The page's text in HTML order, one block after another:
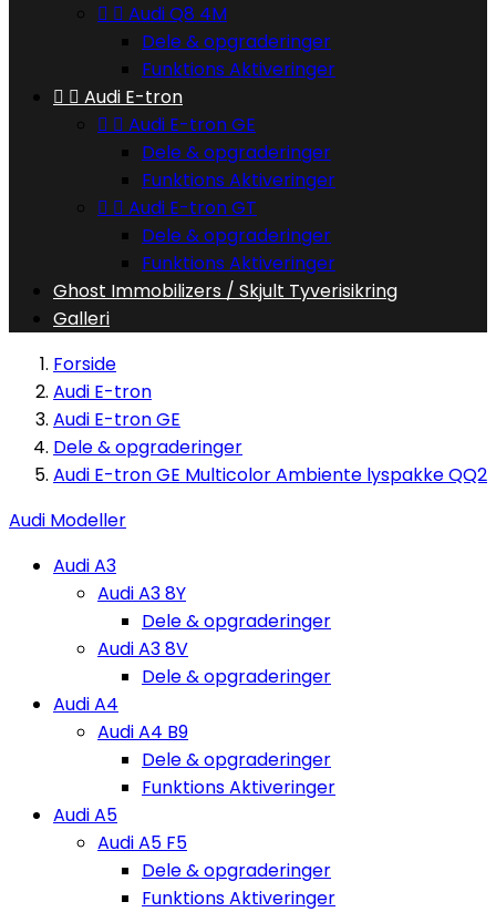
  Audi Q8 4M
Dele & opgraderinger
Funktions Aktiveringer
  Audi E-tron
  Audi E-tron GE
Dele & opgraderinger
Funktions Aktiveringer
  Audi E-tron GT
Dele & opgraderinger
Funktions Aktiveringer
Ghost Immobilizers / Skjult Tyverisikring
Galleri
Forside
Audi E-tron
Audi E-tron GE
Dele & opgraderinger
Audi E-tron GE Multicolor Ambiente lyspakke QQ2
Audi Modeller
Audi A3
Audi A3 8Y
Dele & opgraderinger
Audi A3 8V
Dele & opgraderinger
Audi A4
Audi A4 B9
Dele & opgraderinger
Funktions Aktiveringer
Audi A5
Audi A5 F5
Dele & opgraderinger
Funktions Aktiveringer